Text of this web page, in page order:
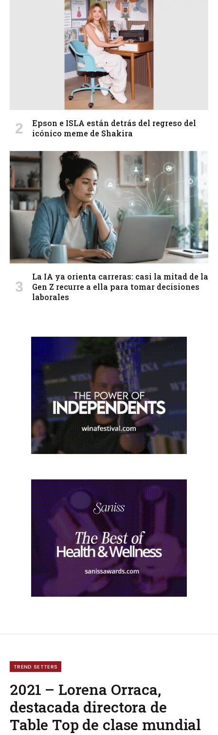
Epson e ISLA están detrás del regreso del
icónico meme de Shakira
La IA ya orienta carreras: casi la mitad de la
Gen Z recurre a ella para tomar decisiones
laborales
TREND SETTERS
2021 – Lorena Orraca,
destacada directora de
Table Top de clase mundial